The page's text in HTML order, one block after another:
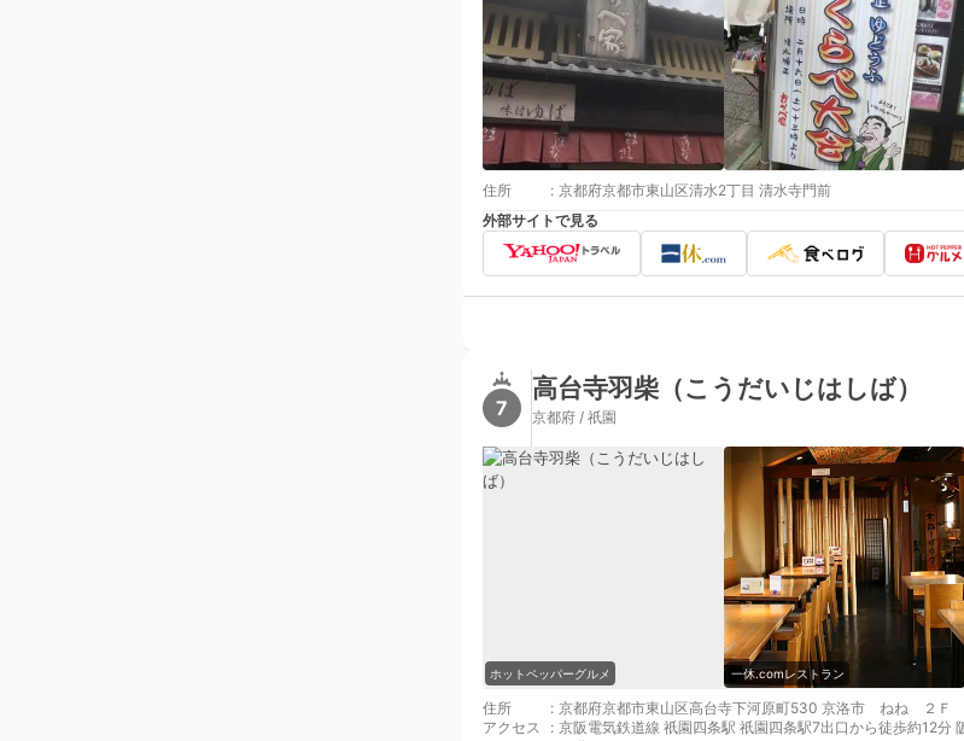
住所 : 京都府京都市東山区清水2丁目 清水寺門前
外部サイトで見る
7
高台寺羽柴（こうだいじはしば）
京都府 / 祇園
ホットペッパーグルメ 一休.comレストラン
住所 : 京都府京都市東山区高台寺下河原町530 京洛市 ねね ２Ｆ
アクセス
: 京阪電気鉄道線 祇園四条駅 祇園四条駅7出口から徒歩約12分